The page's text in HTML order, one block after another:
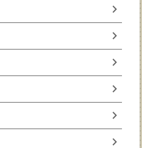
chevron_right
chevron_right
chevron_right
chevron_right
chevron_right
chevron_right